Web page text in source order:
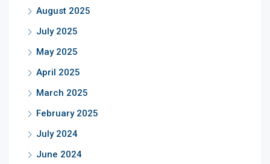
August 2025
July 2025
May 2025
April 2025
March 2025
February 2025
July 2024
June 2024